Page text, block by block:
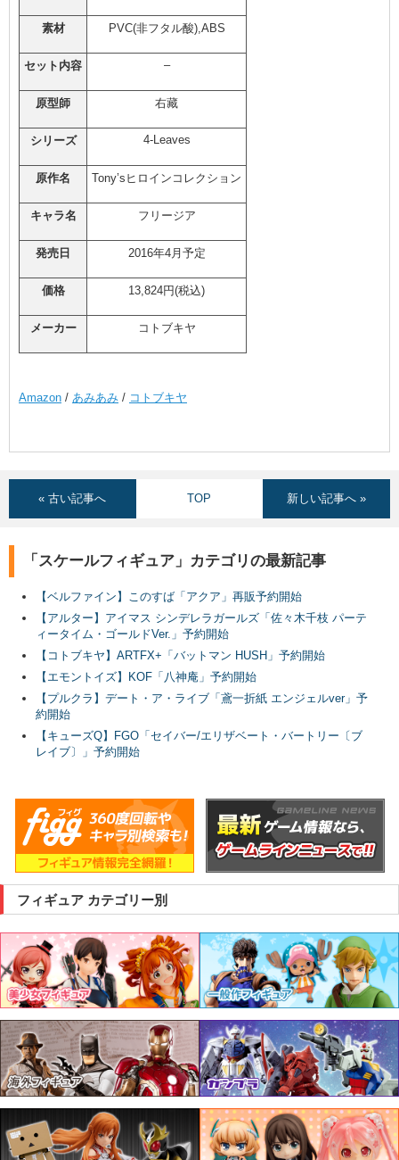
素材 PVC(非フタル酸),ABS
セット内容 –
原型師 右藏
シリーズ 4-Leaves
原作名 Tony’sヒロインコレクション
キャラ名 フリージア
発売日 2016年4月予定
価格 13,824円(税込)
メーカー コトブキヤ
Amazon / あみあみ / コトブキヤ
« 古い記事へ TOP 新しい記事へ »
「スケールフィギュア」カテゴリの最新記事
【ベルファイン】このすば「アクア」再販予約開始
【アルター】アイマス シンデレラガールズ「佐々木千枝 パーテ
ィータイム・ゴールドVer.」予約開始
【コトブキヤ】ARTFX+「バットマン HUSH」予約開始
【エモントイズ】KOF「八神庵」予約開始
【プルクラ】デート・ア・ライブ「鳶一折紙 エンジェルver」予
約開始
【キューズQ】FGO「セイバー/エリザベート・バートリー〔ブ
レイブ〕」予約開始
フィギュア カテゴリー別